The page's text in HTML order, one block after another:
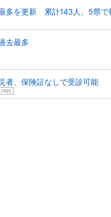
多を更新 累計143人、5県で
去最多
者、保険証なしで受診可能
FREE